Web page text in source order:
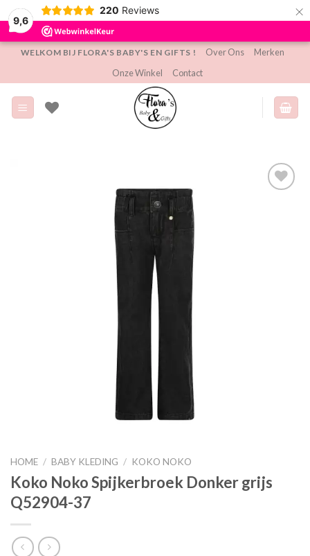
9,6
220 Reviews ×
inhoud
WELKOM BIJ FLORA'S BABY'S EN GIFTS ! Over Ons
Merken
Onze Winkel
Contact
HOME / BABY KLEDING / KOKO NOKO
Koko Noko Spijkerbroek Donker grijs
Q52904-37